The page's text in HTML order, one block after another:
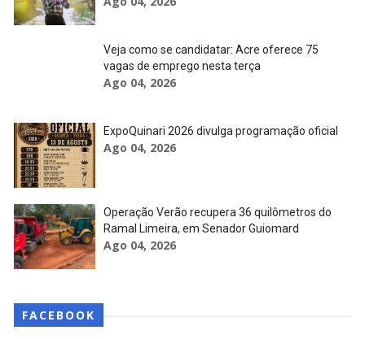
Veja como se candidatar: Acre oferece 75
vagas de emprego nesta terça
Ago 04, 2026
ExpoQuinari 2026 divulga programação oficial
Ago 04, 2026
Operação Verão recupera 36 quilômetros do
Ramal Limeira, em Senador Guiomard
Ago 04, 2026
FACEBOOK